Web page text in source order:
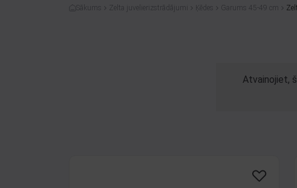
Sākums Zelta juvelierizstrādājumi Ķēdes Garums 45-49 cm
Atvainojiet,